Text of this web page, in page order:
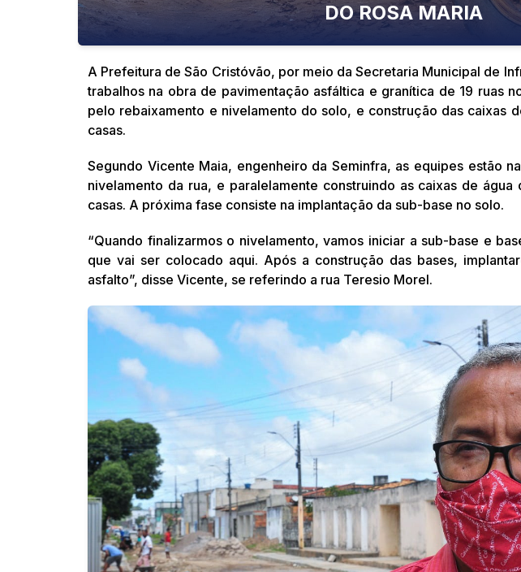
DO ROSA MARIA
A Prefeitura de São Cristóvão, por meio da Secretaria Municipal de
trabalhos na obra de pavimentação asfáltica e granítica de 19 ruas
pelo rebaixamento e nivelamento do solo, e construção das caixas
casas.
Segundo Vicente Maia, engenheiro da Seminfra, as equipes estão
nivelamento da rua, e paralelamente construindo as caixas de
casas. A próxima fase consiste na implantação da sub-base no solo.
“Quando finalizarmos o nivelamento, vamos iniciar a sub-base e
que vai ser colocado aqui. Após a construção das bases,
asfalto”, disse Vicente, se referindo a rua Teresio Morel.